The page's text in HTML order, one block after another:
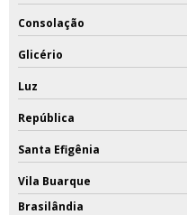
Consolação
Glicério
Luz
República
Santa Efigênia
Vila Buarque
Brasilândia